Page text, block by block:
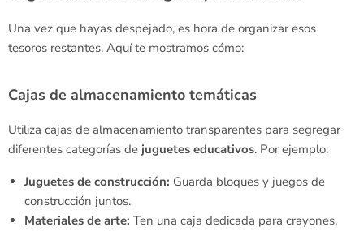
Una vez que hayas despejado, es hora de organizar esos
tesoros restantes. Aquí te mostramos cómo:
Cajas de almacenamiento temáticas
Utiliza cajas de almacenamiento transparentes para segregar
diferentes categorías de juguetes educativos. Por ejemplo:
Juguetes de construcción: Guarda bloques y juegos de
construcción juntos.
Materiales de arte: Ten una caja dedicada para crayones,